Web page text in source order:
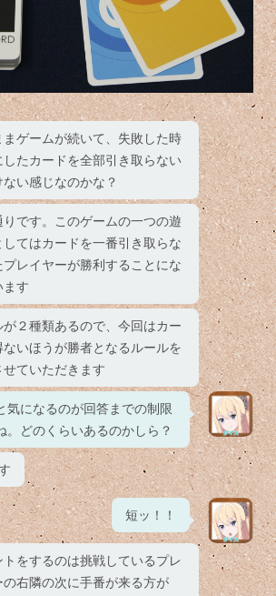
まゲームが続いて、失敗した時
したカードを全部引き取らない
ない感じなのかな？
りです。このゲームの一つの遊
してはカードを一番引き取らな
プレイヤーが勝利することにな
ます
が２種類あるので、今回はカー
ないほうが勝者となるルールを
せていただきます
気になるのが回答までの制限
。どのくらいあるのかしら？
短ッ！！
トをするのは挑戦しているプレ
の右隣の次に手番が来る方が